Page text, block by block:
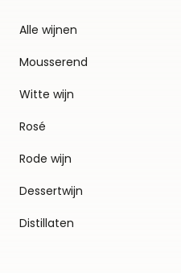
Alle wijnen
Mousserend
Witte wijn
Rosé
Rode wijn
Dessertwijn
Distillaten